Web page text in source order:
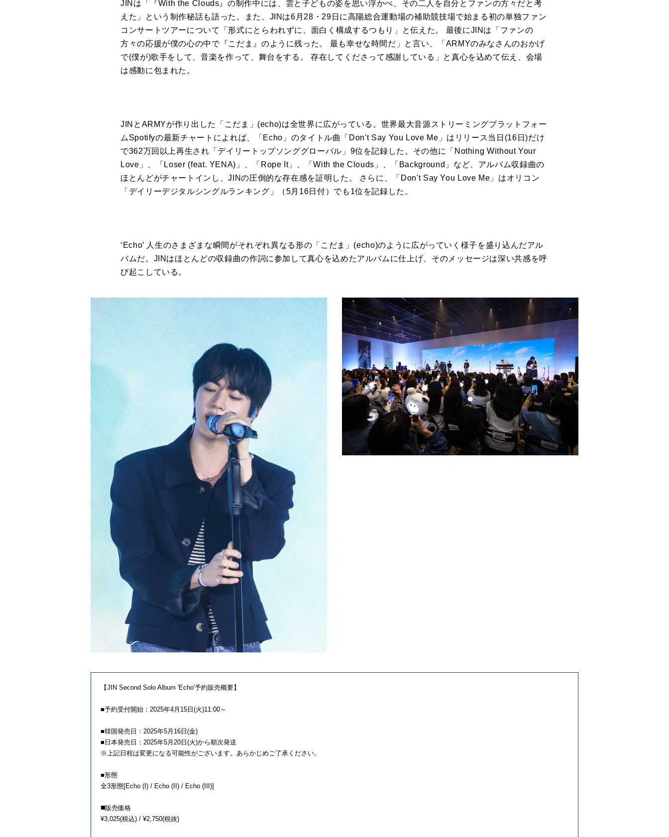
JINは「『With the Clouds』の制作中には、雲と子どもの姿を思い浮かべ、その二人を自分とファンの方々だと考
えた」という制作秘話も語った。また、JINは6月28・29日に高陽総合運動場の補助競技場で始まる初の単独ファン
コンサートツアーについて「形式にとらわれずに、面白く構成するつもり」と伝えた。 最後にJINは「ファンの
方々の応援が僕の心の中で『こだま』のように残った。 最も幸せな時間だ」と言い、「ARMYのみなさんのおかげ
で(僕が)歌手をして、音楽を作って、舞台をする。 存在してくださって感謝している」と真心を込めて伝え、会場
は感動に包まれた。
JINとARMYが作り出した「こだま」(echo)は全世界に広がっている。世界最大音源ストリーミングプラットフォー
ムSpotifyの最新チャートによれば、「Echo」のタイトル曲「Don't Say You Love Me」はリリース当日(16日)だけ
で362万回以上再生され「デイリートップソンググローバル」9位を記録した。その他に「Nothing Without Your
Love」、「Loser (feat. YENA)」、「Rope It」、「With the Clouds」、「Background」など、アルバム収録曲の
ほとんどがチャートインし、JINの圧倒的な存在感を証明した。 さらに、「Don't Say You Love Me」はオリコン
「デイリーデジタルシングルランキング」（5月16日付）でも1位を記録した。
‘Echo’ 人生のさまざまな瞬間がそれぞれ異なる形の「こだま」(echo)のように広がっていく様子を盛り込んだアル
バムだ。JINはほとんどの収録曲の作詞に参加して真心を込めたアルバムに仕上げ、そのメッセージは深い共感を呼
び起こしている。
【JIN Second Solo Album 'Echo'予約販売概要】
■予約受付開始：2025年4月15日(火)11:00～
■韓国発売日：2025年5月16日(金)
■日本発売日：2025年5月20日(火)から順次発送
※上記日程は変更になる可能性がございます。あらかじめご了承ください。
■形態
全3形態[Echo (I) / Echo (II) / Echo (III)]
◼️販売価格
¥3,025(税込) / ¥2,750(税抜)